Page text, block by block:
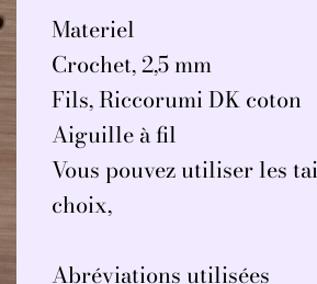
Materiel
Crochet, 2,5 mm
Fils, Riccorumi DK coton
Aiguille à fil
Vous pouvez utiliser les
choix,
Abréviations utilisées